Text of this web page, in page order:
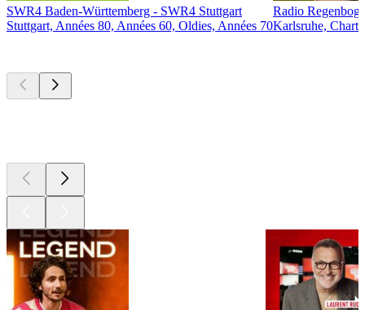
SWR4 Baden-Württemberg - SWR4 Stuttgart
Stuttgart, Années 80, Années 60, Oldies, Années 70
Radio
Karlsruhe,